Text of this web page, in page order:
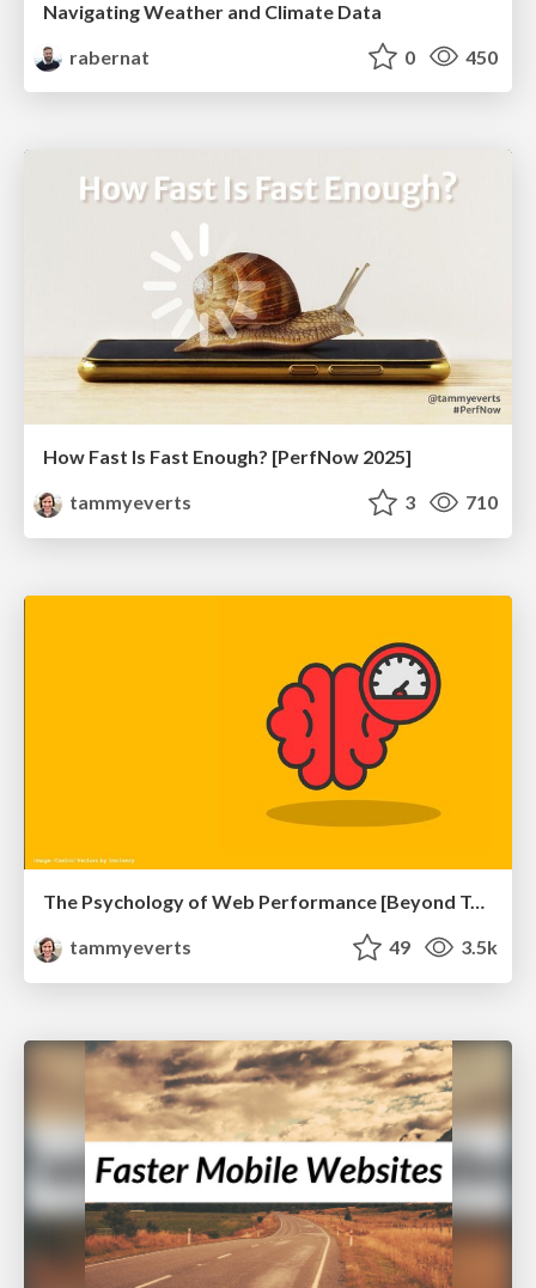
Navigating Weather and Climate Data
rabernat
0 450
How Fast Is Fast Enough? [PerfNow 2025]
tammyeverts
3 710
The Psychology of Web Performance [Beyond Tellerrand 2023]
tammyeverts
49 3.5k